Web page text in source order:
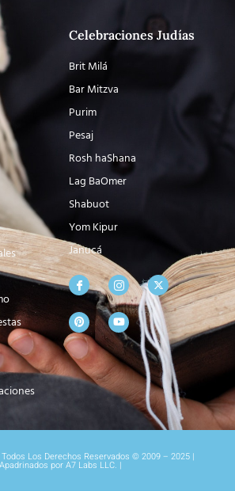
Celebraciones Judías
Brit Milá
Bar Mitzva
Purim
Pesaj
Rosh haShana
Lag BaOmer
Shabuot
Yom Kipur
Janucá
Los Derechos Reservados © 2009 – 2025 |
por A7 Labs LLC. |